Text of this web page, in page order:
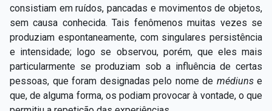
consistiam em ruídos, pancadas e movimentos de objetos,
sem causa conhecida. Tais fenômenos muitas vezes se
produziam espontaneamente, com singulares persistência
e intensidade; logo se observou, porém, que eles mais
particularmente se produziam sob a influência de certas
pessoas, que foram designadas pelo nome de médiuns e
que, de alguma forma, os podiam provocar à vontade, o que